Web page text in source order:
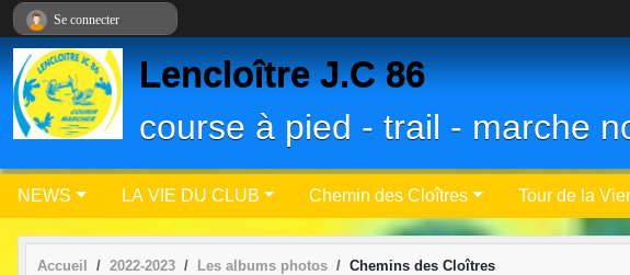
Lencloître J.C 86
course à pied - trail - marche
NEWS LA VIE DU CLUB Chemin des Cloîtres Tour de la
Accueil 2022-2023 Les albums photos Chemins des Cloîtres
Se connecter
Panneau de gestion des cookies